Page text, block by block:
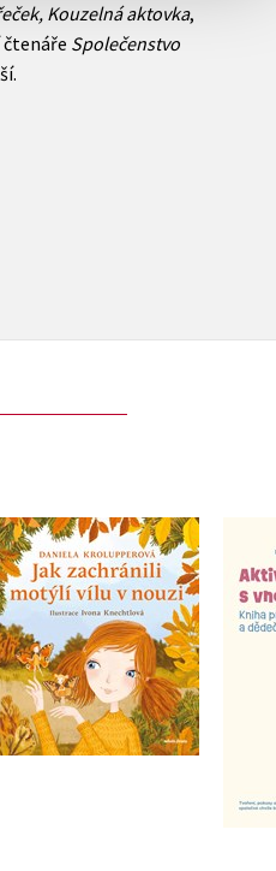
Kouzelná aktovka,
Společenstvo
Jak zachránili motýlí
vílu v nouzi
Daniela Krolupperová
Do košíku